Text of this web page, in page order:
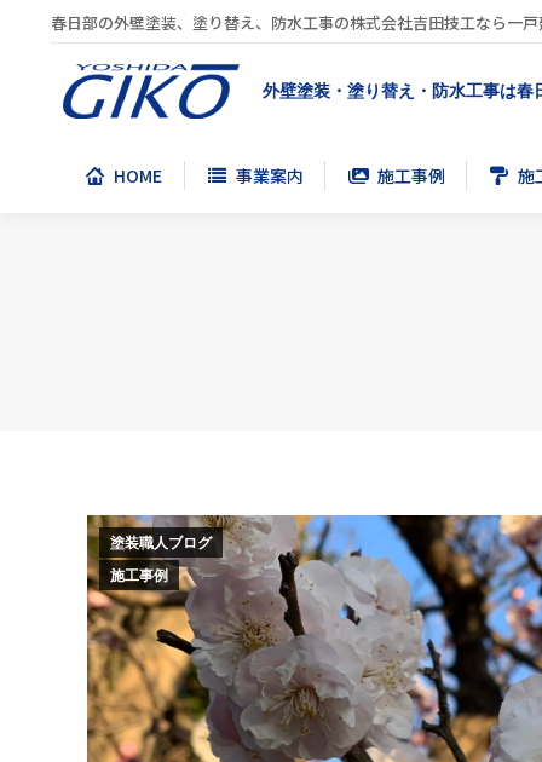
春日部の外壁塗装、塗り替え、防水工事の株式会社吉田技工なら一
外壁塗装・塗り替え・防水工事は
HOME 事業案内 施工事例 施
塗装職人ブログ
施工事例
HOME 事業案内 施工事例 施